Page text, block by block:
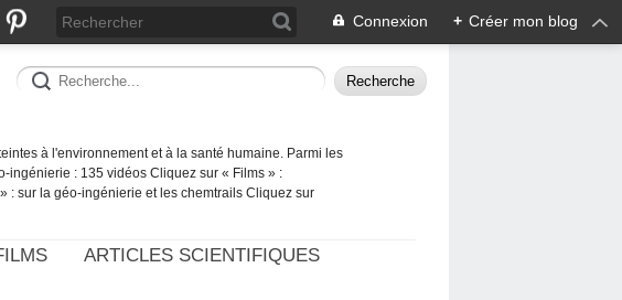
Connexion + Créer mon blog
à l'environnement et à la santé humaine. Parmi les
ingénierie : 135 vidéos Cliquez sur « Films » :
: sur la géo-ingénierie et les chemtrails Cliquez sur
ARTICLES SCIENTIFIQUES